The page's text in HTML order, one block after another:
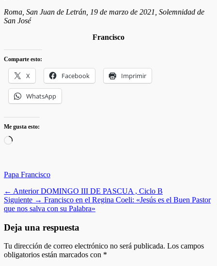
Roma, San Juan de Letrán, 19 de marzo de 2021, Solemnidad de
San José
Francisco
Comparte esto:
X Facebook Imprimir
WhatsApp
Me gusta esto:
Cargando...
Categorias
Papa Francisco
Navegación
de
← Anterior Entrada
anterior:
DOMINGO III DE PASCUA , Ciclo B
Siguiente → Entrada
siguiente:
Francisco en el Regina Coeli: «Jesús es el Buen Pastor
que nos salva con su Palabra»
Deja una respuesta
Tu dirección de correo electrónico no será publicada. Los campos
obligatorios están marcados con *